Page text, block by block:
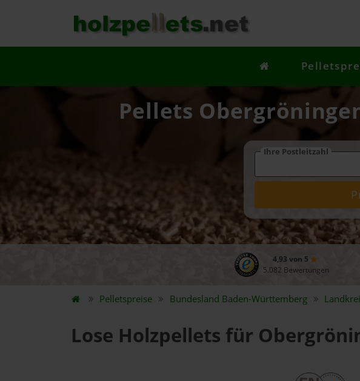
Pellets
Ihre Postleitzahl
4,93 von 5
5.082 Bewertungen
Pelletspreise Bundesland Baden-Württemberg
Lose Holzpellets für